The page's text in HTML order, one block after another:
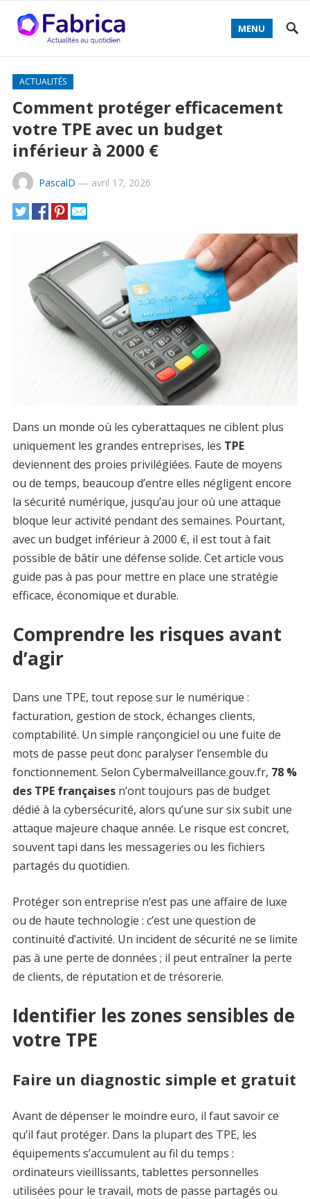
MENU
ACTUALITÉS
Comment protéger efficacement
votre TPE avec un budget
inférieur à 2000 €
PascalD — avril 17, 2026
Dans un monde où les cyberattaques ne ciblent plus
uniquement les grandes entreprises, les TPE
deviennent des proies privilégiées. Faute de moyens
ou de temps, beaucoup d’entre elles négligent encore
la sécurité numérique, jusqu’au jour où une attaque
bloque leur activité pendant des semaines. Pourtant,
avec un budget inférieur à 2000 €, il est tout à fait
possible de bâtir une défense solide. Cet article vous
guide pas à pas pour mettre en place une stratégie
efficace, économique et durable.
Comprendre les risques avant
d’agir
Dans une TPE, tout repose sur le numérique :
facturation, gestion de stock, échanges clients,
comptabilité. Un simple rançongiciel ou une fuite de
mots de passe peut donc paralyser l’ensemble du
fonctionnement. Selon Cybermalveillance.gouv.fr, 78 %
des TPE françaisesn’ont toujours pas de budget
dédié à la cybersécurité, alors qu’une sur six subit une
attaque majeure chaque année. Le risque est concret,
souvent tapi dans les messageries ou les fichiers
partagés du quotidien.
Protéger son entreprise n’est pas une affaire de luxe
ou de haute technologie : c’est une question de
continuité d’activité. Un incident de sécurité ne se limite
pas à une perte de données ; il peut entraîner la perte
de clients, de réputation et de trésorerie.
Identifier les zones sensibles de
votre TPE
Faire un diagnostic simple et gratuit
Avant de dépenser le moindre euro, il faut savoir ce
qu’il faut protéger. Dans la plupart des TPE, les
équipements s’accumulent au fil du temps :
ordinateurs vieillissants, tablettes personnelles
utilisées pour le travail, mots de passe partagés ou